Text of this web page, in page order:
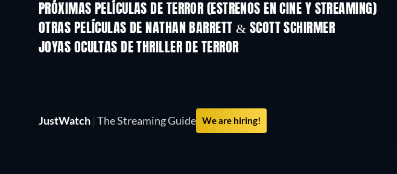
PRÓXIMAS PELÍCULAS DE TERROR (ESTRENOS EN CINE Y STREAMING)
OTRAS PELÍCULAS DE NATHAN BARRETT & SCOTT SCHIRMER
JOYAS OCULTAS DE THRILLER DE TERROR
JustWatch | The Streaming Guide We are hiring!